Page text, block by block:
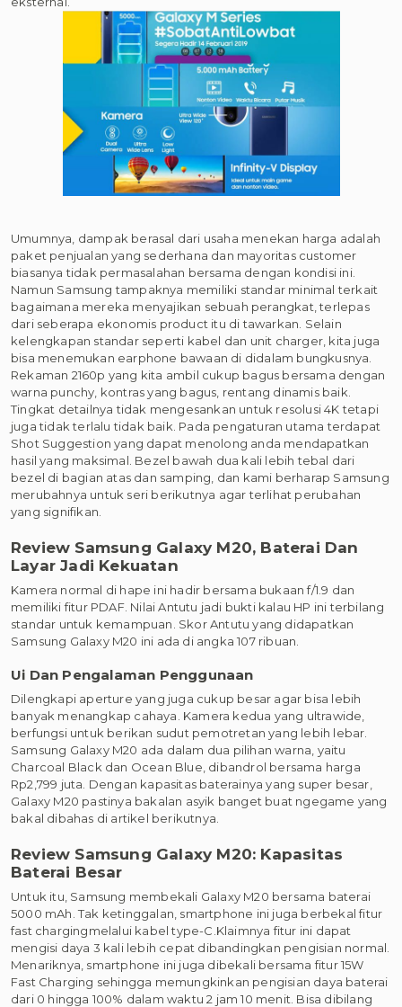
Umumnya, dampak berasal dari usaha menekan harga adalah
paket penjualan yang sederhana dan mayoritas customer
biasanya tidak permasalahan bersama dengan kondisi ini.
Namun Samsung tampaknya memiliki standar minimal terkait
bagaimana mereka menyajikan sebuah perangkat, terlepas
dari seberapa ekonomis product itu di tawarkan. Selain
kelengkapan standar seperti kabel dan unit charger, kita juga
bisa menemukan earphone bawaan di didalam bungkusnya.
Rekaman 2160p yang kita ambil cukup bagus bersama dengan
warna punchy, kontras yang bagus, rentang dinamis baik.
Tingkat detailnya tidak mengesankan untuk resolusi 4K tetapi
juga tidak terlalu tidak baik. Pada pengaturan utama terdapat
Shot Suggestion yang dapat menolong anda mendapatkan
hasil yang maksimal. Bezel bawah dua kali lebih tebal dari
bezel di bagian atas dan samping, dan kami berharap Samsung
merubahnya untuk seri berikutnya agar terlihat perubahan
yang signifikan.
Review Samsung Galaxy M20, Baterai Dan
Layar Jadi Kekuatan
Kamera normal di hape ini hadir bersama bukaan f/1.9 dan
memiliki fitur PDAF. Nilai Antutu jadi bukti kalau HP ini terbilang
standar untuk kemampuan. Skor Antutu yang didapatkan
Samsung Galaxy M20 ini ada di angka 107 ribuan.
Ui Dan Pengalaman Penggunaan
Dilengkapi aperture yang juga cukup besar agar bisa lebih
banyak menangkap cahaya. Kamera kedua yang ultrawide,
berfungsi untuk berikan sudut pemotretan yang lebih lebar.
Samsung Galaxy M20 ada dalam dua pilihan warna, yaitu
Charcoal Black dan Ocean Blue, dibandrol bersama harga
Rp2,799 juta. Dengan kapasitas baterainya yang super besar,
Galaxy M20 pastinya bakalan asyik banget buat ngegame yang
bakal dibahas di artikel berikutnya.
Review Samsung Galaxy M20: Kapasitas
Baterai Besar
Untuk itu, Samsung membekali Galaxy M20 bersama baterai
5000 mAh. Tak ketinggalan, smartphone ini juga berbekal fitur
fast chargingmelalui kabel type-C.Klaimnya fitur ini dapat
mengisi daya 3 kali lebih cepat dibandingkan pengisian normal.
Menariknya, smartphone ini juga dibekali bersama fitur 15W
Fast Charging sehingga memungkinkan pengisian daya baterai
dari 0 hingga 100% dalam waktu 2 jam 10 menit. Bisa dibilang